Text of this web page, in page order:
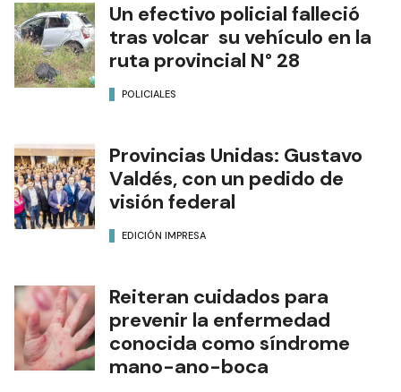
Un efectivo policial falleció
tras volcar su vehículo en la
ruta provincial N° 28
POLICIALES
Provincias Unidas: Gustavo
Valdés, con un pedido de
visión federal
EDICIÓN IMPRESA
Reiteran cuidados para
prevenir la enfermedad
conocida como síndrome
mano-ano-boca